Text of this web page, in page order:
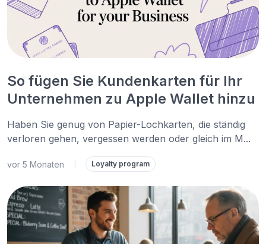
So fügen Sie Kundenkarten für Ihr
Unternehmen zu Apple Wallet hinzu
Haben Sie genug von Papier-Lochkarten, die ständig
verloren gehen, vergessen werden oder gleich im M...
vor 5 Monaten Loyalty program